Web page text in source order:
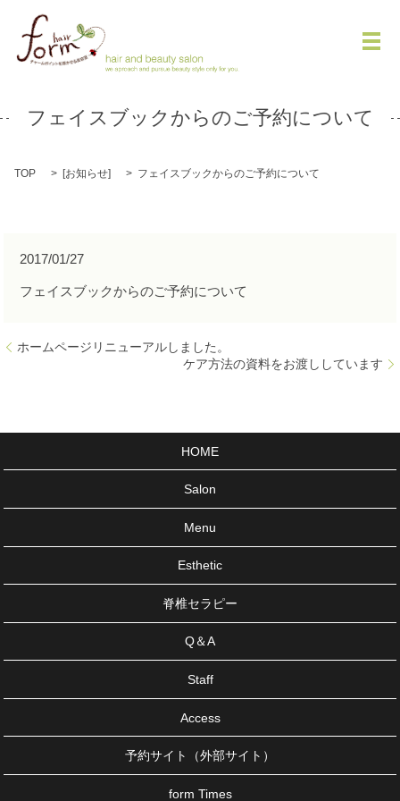
メ
フェイスブックからのご予約について
TOP [お知らせ] フェイスブックからのご予約について
2017/01/27
フェイスブックからのご予約について
ホームページリニューアルしました。
ケア方法の資料をお渡ししています
HOME
Salon
Menu
Esthetic
脊椎セラピー
Q＆A
Staff
Access
予約サイト（外部サイト）
form Times